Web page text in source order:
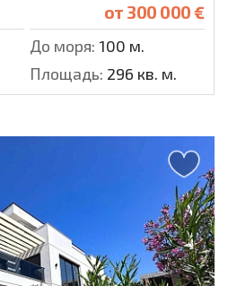
от 300 000 €
До моря: 100 м.
Площадь: 296 кв. м.